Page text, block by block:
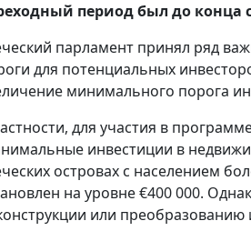
период был до конца
парламент принял ряд
для потенциальных
минимального порога
для участия в
инвестиции в
островах с населением
на уровне €400 000.
или